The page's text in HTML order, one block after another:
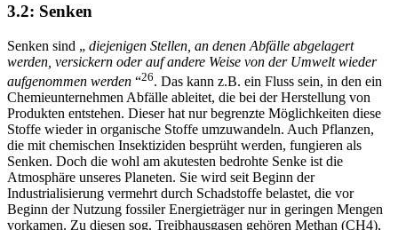
3.2: Senken
Senken sind „ diejenigen Stellen, an denen Abfälle abgelagert
werden, versickern oder auf andere Weise von der Umwelt wieder
aufgenommen werden “26. Das kann z.B. ein Fluss sein, in den ein
Chemieunternehmen Abfälle ableitet, die bei der Herstellung von
Produkten entstehen. Dieser hat nur begrenzte Möglichkeiten diese
Stoffe wieder in organische Stoffe umzuwandeln. Auch Pflanzen,
die mit chemischen Insektiziden besprüht werden, fungieren als
Senken. Doch die wohl am akutesten bedrohte Senke ist die
Atmosphäre unseres Planeten. Sie wird seit Beginn der
Industrialisierung vermehrt durch Schadstoffe belastet, die vor
Beginn der Nutzung fossiler Energieträger nur in geringen Mengen
vorkamen. Zu diesen sog. Treibhausgasen gehören Methan (CH4),